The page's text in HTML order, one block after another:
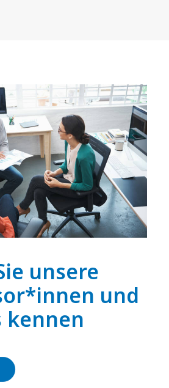
unsere
und
kennen